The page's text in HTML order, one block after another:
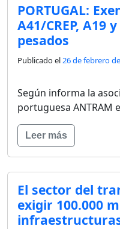
PORTUGAL:
A41/CREP, A19
pesados
Publicado el26 de febrero
Según informa la
portuguesa ANTRAM
Leer más
El sector del
exigir 100.000